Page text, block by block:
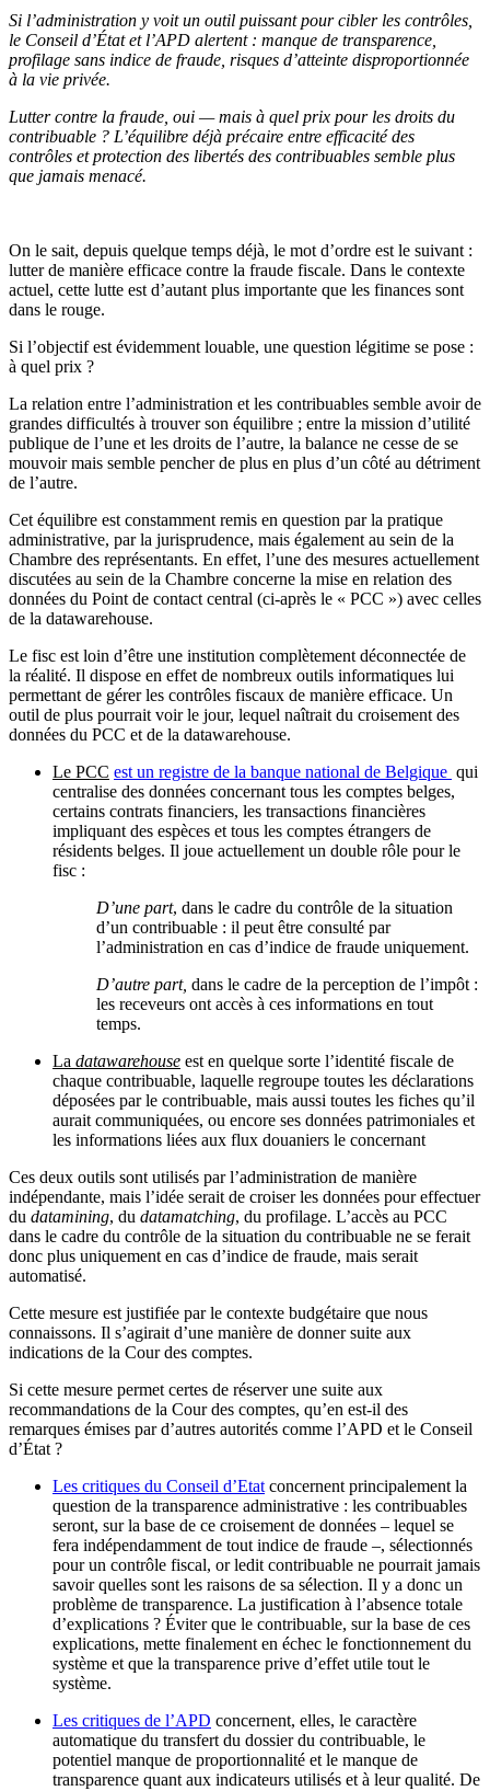
Si l’administration y voit un outil puissant pour cibler les contrôles,
le Conseil d’État et l’APD alertent : manque de transparence,
profilage sans indice de fraude, risques d’atteinte disproportionnée
à la vie privée.
Lutter contre la fraude, oui — mais à quel prix pour les droits du
contribuable ? L’équilibre déjà précaire entre efficacité des
contrôles et protection des libertés des contribuables semble plus
que jamais menacé.
On le sait, depuis quelque temps déjà, le mot d’ordre est le suivant :
lutter de manière efficace contre la fraude fiscale. Dans le contexte
actuel, cette lutte est d’autant plus importante que les finances sont
dans le rouge.
Si l’objectif est évidemment louable, une question légitime se pose :
à quel prix ?
La relation entre l’administration et les contribuables semble avoir de
grandes difficultés à trouver son équilibre ; entre la mission d’utilité
publique de l’une et les droits de l’autre, la balance ne cesse de se
mouvoir mais semble pencher de plus en plus d’un côté au détriment
de l’autre.
Cet équilibre est constamment remis en question par la pratique
administrative, par la jurisprudence, mais également au sein de la
Chambre des représentants. En effet, l’une des mesures actuellement
discutées au sein de la Chambre concerne la mise en relation des
données du Point de contact central (ci-après le « PCC ») avec celles
de la datawarehouse.
Le fisc est loin d’être une institution complètement déconnectée de
la réalité. Il dispose en effet de nombreux outils informatiques lui
permettant de gérer les contrôles fiscaux de manière efficace. Un
outil de plus pourrait voir le jour, lequel naîtrait du croisement des
données du PCC et de la datawarehouse.
Le PCC est un registre de la banque national de Belgique qui
centralise des données concernant tous les comptes belges,
certains contrats financiers, les transactions financières
impliquant des espèces et tous les comptes étrangers de
résidents belges. Il joue actuellement un double rôle pour le
fisc :
D’une part, dans le cadre du contrôle de la situation
d’un contribuable : il peut être consulté par
l’administration en cas d’indice de fraude uniquement.
D’autre part, dans le cadre de la perception de l’impôt :
les receveurs ont accès à ces informations en tout
temps.
La datawarehouse est en quelque sorte l’identité fiscale de
chaque contribuable, laquelle regroupe toutes les déclarations
déposées par le contribuable, mais aussi toutes les fiches qu’il
aurait communiquées, ou encore ses données patrimoniales et
les informations liées aux flux douaniers le concernant
Ces deux outils sont utilisés par l’administration de manière
indépendante, mais l’idée serait de croiser les données pour effectuer
du datamining, du datamatching, du profilage. L’accès au PCC
dans le cadre du contrôle de la situation du contribuable ne se ferait
donc plus uniquement en cas d’indice de fraude, mais serait
automatisé.
Cette mesure est justifiée par le contexte budgétaire que nous
connaissons. Il s’agirait d’une manière de donner suite aux
indications de la Cour des comptes.
Si cette mesure permet certes de réserver une suite aux
recommandations de la Cour des comptes, qu’en est-il des
remarques émises par d’autres autorités comme l’APD et le Conseil
d’État ?
Les critiques du Conseil d’Etat concernent principalement la
question de la transparence administrative : les contribuables
seront, sur la base de ce croisement de données – lequel se
fera indépendamment de tout indice de fraude –, sélectionnés
pour un contrôle fiscal, or ledit contribuable ne pourrait jamais
savoir quelles sont les raisons de sa sélection. Il y a donc un
problème de transparence. La justification à l’absence totale
d’explications ? Éviter que le contribuable, sur la base de ces
explications, mette finalement en échec le fonctionnement du
système et que la transparence prive d’effet utile tout le
système.
Les critiques de l’APD concernent, elles, le caractère
automatique du transfert du dossier du contribuable, le
potentiel manque de proportionnalité et le manque de
transparence quant aux indicateurs utilisés et à leur qualité. De